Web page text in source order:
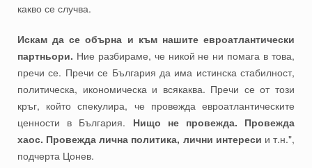
какво се случва.
Искам да се обърна и към нашите евроатлантически
партньори. Ние разбираме, че никой не ни помага в това,
пречи се. Пречи се България да има истинска стабилност,
политическа, икономическа и всякаква. Пречи се от този
кръг, който спекулира, че провежда евроатлантическите
ценности в България. Нищо не провежда. Провежда
хаос. Провежда лична политика, лични интереси и т.н.",
подчерта Цонев.